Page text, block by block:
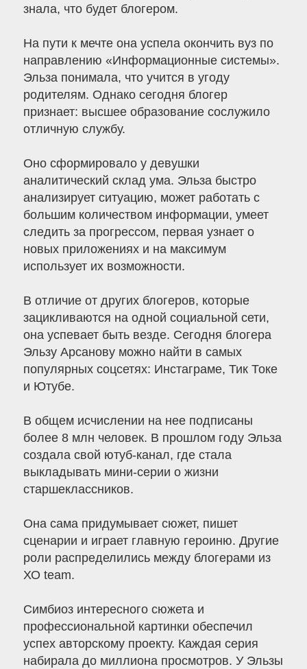
знала, что будет блогером.
На пути к мечте она успела окончить вуз по
направлению «Информационные системы».
Эльза понимала, что учится в угоду
родителям. Однако сегодня блогер
признает: высшее образование сослужило
отличную службу.
Оно сформировало у девушки
аналитический склад ума. Эльза быстро
анализирует ситуацию, может работать с
большим количеством информации, умеет
следить за прогрессом, первая узнает о
новых приложениях и на максимум
использует их возможности.
В отличие от других блогеров, которые
зацикливаются на одной социальной сети,
она успевает быть везде. Сегодня блогера
Эльзу Арсанову можно найти в самых
популярных соцсетях: Инстаграме, Тик Токе
и Ютубе.
В общем исчислении на нее подписаны
более 8 млн человек. В прошлом году Эльза
создала свой ютуб-канал, где стала
выкладывать мини-серии о жизни
старшеклассников.
Она сама придумывает сюжет, пишет
сценарии и играет главную героиню. Другие
роли распределились между блогерами из
ХО team.
Симбиоз интересного сюжета и
профессиональной картинки обеспечил
успех авторскому проекту. Каждая серия
набирала до миллиона просмотров. У Эльзы